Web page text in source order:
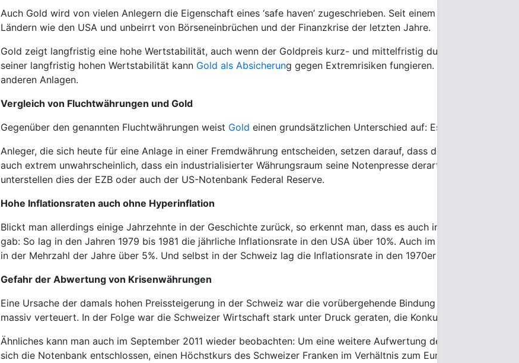
Auch Gold wird von vielen Anlegern die Eigenschaft eines ‘safe haven’ zugeschrieben. Seit einem Jahrzehnt steigt
Ländern wie den USA und unbeirrt von Börseneinbrüchen und der Finanzkrise der letzten Jahre.
Gold zeigt langfristig eine hohe Wertstabilität, auch wenn der Goldpreis kurz- und mittelfristig durchaus sehr
seiner langfristig hohen Wertstabilität kann Gold als Absicherung gegen Extremrisiken fungieren. Und auch im
anderen Anlagen.
Vergleich von Fluchtwährungen und Gold
Gegenüber den genannten Fluchtwährungen weist Gold einen grundsätzlichen Unterschied auf: Es kann nicht
Anleger, die sich heute für eine Anlage in einer Fremdwährung entscheiden, setzen darauf, dass die jeweilige
auch extrem unwahrscheinlich, dass ein industrialisierter Währungsraum seine Notenpresse derart anwerfen
unterstellen dies der EZB oder auch der US-Notenbank Federal Reserve.
Hohe Inflationsraten auch ohne Hyperinflation
Blickt man allerdings einige Jahrzehnte in der Geschichte zurück, so erkennt man, dass es auch in jüngerer
gab: So lag in den Jahren 1979 bis 1981 die jährliche Inflationsrate in den USA über 10%. Auch im Deutschland
in der Mehrzahl der Jahre über 5%. Und selbst in der Schweiz lag die Inflationsrate in den 1970er Jahren mehrmals
Gefahr der Abwertung von Krisenwährungen
Eine Ursache der damals hohen Preissteigerung in der Schweiz war die vorübergehende Bindung des Schweizer
massiv verteuert. In der Folge war die Schweizer Wirtschaft stark unter Druck geraten, die Konkurrenzfähigkeit
Ähnliches kann man auch im September 2011 wieder beobachten: Um eine weitere Aufwertung des Schweizer
sich die Notenbank entschlossen, einen Höchstkurs des Schweizer Franken im Verhältnis zum Euro festzulegen.